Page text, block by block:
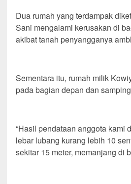
Dua rumah yang terdampak
Sani mengalami kerusakan di
akibat tanah penyangganya
Sementara itu, rumah milik
pada bagian depan dan
“Hasil pendataan anggota kami
lebar lubang kurang lebih 10
sekitar 15 meter, memanjang di